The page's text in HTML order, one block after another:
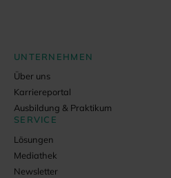
UNTERNEHMEN
Über uns
Karriereportal
Ausbildung & Praktikum
SERVICE
Lösungen
Mediathek
Newsletter